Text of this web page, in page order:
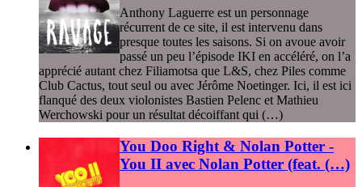
Anthony Laguerre est un personnage
récurrent de ce site, il est intervenu dans
presque toutes les saisons. Si on avoue avoir
passé un peu l’épisode IKI en accéléré, on l’a
apprécié autant chez Filiamotsa que L&S, chez Piles comme
Club Cactus, tout seul ou avec Jérôme Noetinger. Ici, il est ici
flanqué des deux violonistes Bastien Pelenc et Mathieu
Werchowski pour un résultat décoiffant qui (…)
You Doo Right & Nolan Potter -
You II avec Nolan Potter (feat. (…)